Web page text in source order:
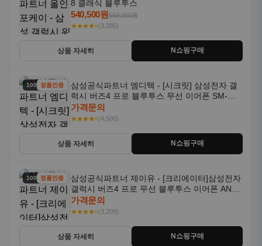
8 클래식 블루투스
540,500원569,000원
★★★★⭐(3,285)
상품 자세히 N쇼핑구매
100% 할인
정품인증
삼성공식파트너 엠디텍 - [시크릿] 삼성전자 갤
럭시 버즈4 프로 블루투스 무선 이어폰 SM-
R640N
가격문의
★★★★⭐(4,508)
상품 자세히 N쇼핑구매
100% 할인
정품인증
삼성공식파트너 제이유 - [크리에이터]삼성전자
갤럭시 버즈4 프로 무선 블루투스 이어폰 ANC
SM-R640N
가격문의
★★★★⭐(3,209)
상품 자세히 N쇼핑구매